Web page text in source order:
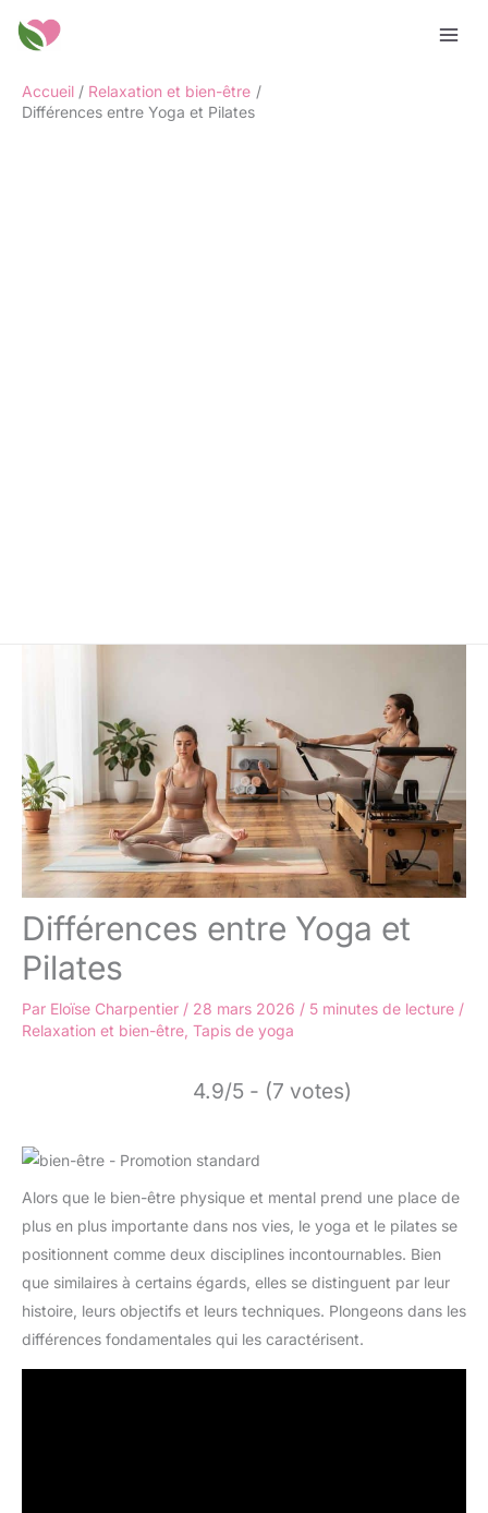
Accueil
Relaxation et bien-être
Différences entre Yoga et Pilates
Différences entre Yoga et
Pilates
Par Eloïse Charpentier / 28 mars 2026 / 5 minutes de lecture /
Relaxation et bien-être Tapis de yoga
4.9/5 - (7 votes)
Alors que le bien-être physique et mental prend une place de
plus en plus importante dans nos vies, le yoga et le pilates se
positionnent comme deux disciplines incontournables. Bien
que similaires à certains égards, elles se distinguent par leur
histoire, leurs objectifs et leurs techniques. Plongeons dans les
différences fondamentales qui les caractérisent.